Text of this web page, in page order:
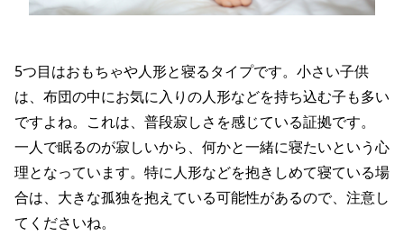
5つ目はおもちゃや人形と寝るタイプです。小さい子供
は、布団の中にお気に入りの人形などを持ち込む子も多い
ですよね。これは、普段寂しさを感じている証拠です。
一人で眠るのが寂しいから、何かと一緒に寝たいという心
理となっています。特に人形などを抱きしめて寝ている場
合は、大きな孤独を抱えている可能性があるので、注意し
てくださいね。